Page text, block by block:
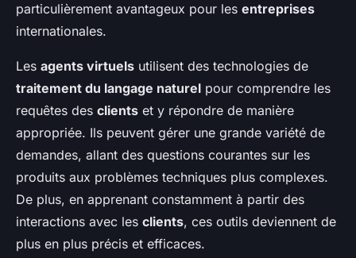
particulièrement avantageux pour les entreprises
internationales.
Les agents virtuels utilisent des technologies de
traitement du langage naturel pour comprendre les
requêtes des clients et y répondre de manière
appropriée. Ils peuvent gérer une grande variété de
demandes, allant des questions courantes sur les
produits aux problèmes techniques plus complexes.
De plus, en apprenant constamment à partir des
interactions avec les clients, ces outils deviennent de
plus en plus précis et efficaces.